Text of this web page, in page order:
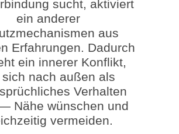
sucht, aktiviert
ein anderer
aus
Erfahrungen. Dadurch
ein innerer Konflikt,
sich nach außen als
Verhalten
Nähe wünschen und
vermeiden.